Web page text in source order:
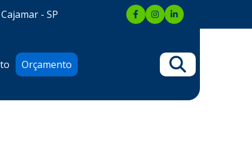
- SP
Orçamento